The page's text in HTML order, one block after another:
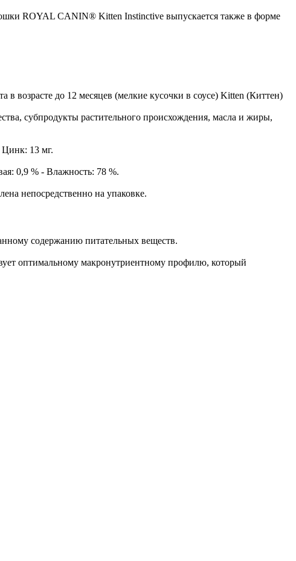
ROYAL CANIN® Kitten Instinctive выпускается также в форме
до 12 месяцев (мелкие кусочки в соусе) Kitten (Киттен)
субпродукты растительного происхождения, масла и жиры,
13 мг.
0,9 % - Влажность: 78 %.
непосредственно на упаковке.
содержанию питательных веществ.
оптимальному макронутриентному профилю, который